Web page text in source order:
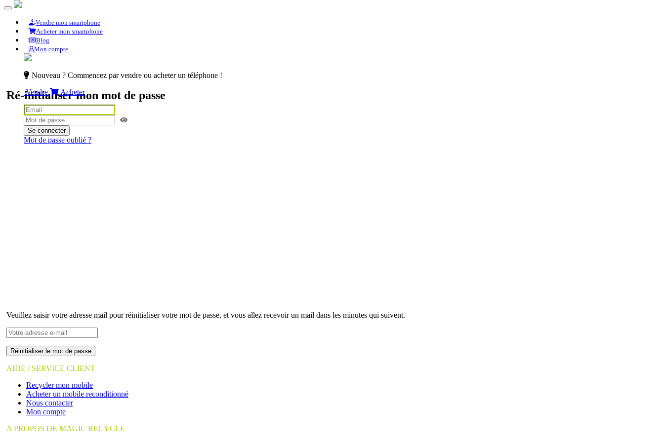
Vendre mon smartphone
Acheter mon smartphone
Blog
Mon compte
Nouveau ? Commencez par vendre ou acheter un téléphone !
Vendre
Acheter
Se connecter
Mot de passe oublié ?
Ré-initialiser mon mot de passe
Veuillez saisir votre adresse mail pour réinitialiser votre mot de passe, et vous allez recevoir un mail dans les minutes qui suivent.
AIDE / SERVICE CLIENT
Recycler mon mobile
Acheter un mobile reconditionné
Nous contacter
Mon compte
A PROPOS DE MAGIC RECYCLE